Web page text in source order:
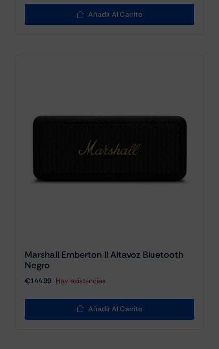
Añadir Al Carrito
Marshall Emberton II Altavoz Bluetooth
Negro
€144.99 Hay existencias
Añadir Al Carrito